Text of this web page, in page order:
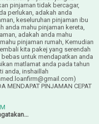
pinjaman tidak bercagar,
perlukan, adakah anda
keseluruhan pinjaman ibu
anda mahu pinjaman kereta,
adakah anda mahu
pinjaman rumah, Kemudian
kita pakej yang serendah
untuk mendapatkan anda
matlamat anda pada tahun
anda, inshaillah
MENDAPAT PINJAMAN CEPAT